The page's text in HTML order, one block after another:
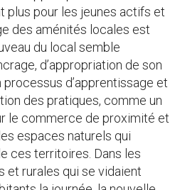
plus pour les jeunes actifs et
des aménités locales est
du local semble
d’appropriation de son
processus d’apprentissage et
des pratiques, comme un
le commerce de proximité et
espaces naturels qui
ces territoires. Dans les
et rurales qui se vidaient